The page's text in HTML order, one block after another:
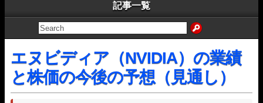
記事一覧
エヌビディア（NVIDIA）の業績
と株価の今後の予想（見通し）